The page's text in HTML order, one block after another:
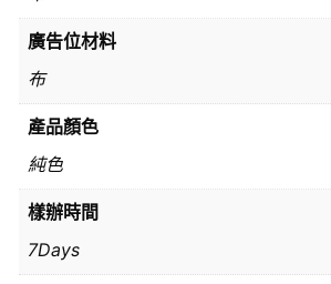
廣告位材料
布
產品顏色
純色
樣辦時間
7Days